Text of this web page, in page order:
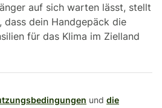
auf sich warten lässt, stellt
dass dein Handgepäck die
für das Klima im Zielland
und die